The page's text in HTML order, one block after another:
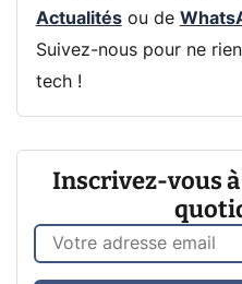
Actualitésou de
Suivez-nous pour ne
tech !
Inscrivez-vous